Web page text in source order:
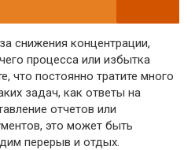
снижения концентрации,
процесса или избытка
что постоянно тратите много
задач, как ответы на
отчетов или
это может быть
перерыв и отдых.